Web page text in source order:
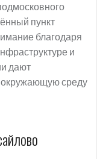
пункт
благодаря
и
дают
окружающую среду